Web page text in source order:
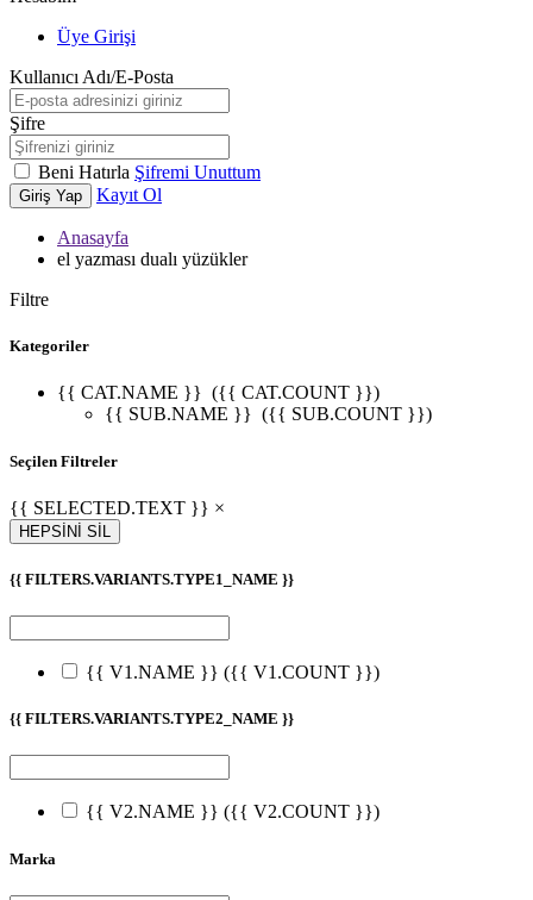
Üye Girişi
Kullanıcı Adı/E-Posta
Şifre
Beni Hatırla Şifremi Unuttum
Giriş Yap Kayıt Ol
Anasayfa
el yazması dualı yüzükler
Filtre
Kategoriler
{{ CAT.NAME }} ({{ CAT.COUNT }})
{{ SUB.NAME }} ({{ SUB.COUNT }})
Seçilen Filtreler
{{ SELECTED.TEXT }} ×
HEPSİNİ SİL
{{ FILTERS.VARIANTS.TYPE1_NAME }}
{{ V1.NAME }} ({{ V1.COUNT }})
{{ FILTERS.VARIANTS.TYPE2_NAME }}
{{ V2.NAME }} ({{ V2.COUNT }})
Marka